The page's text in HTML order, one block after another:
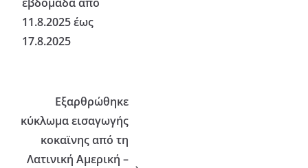
11.8.2025 έως
17.8.2025
Εξαρθρώθηκε
κύκλωμα εισαγωγής
κοκαϊνης από τη
Λατινική Αμερική –